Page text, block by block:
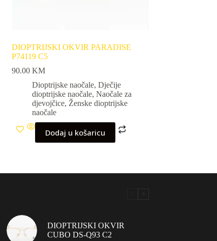
DIOPTRIJSKI OKVIR PARADISE
P74119 C5
90.00 KM
Dioptrijske naočale, Dječije
dioptrijske naočale, Naočale za
djevojčice, Ženske dioptrijske
naočale
Dodaj u košaricu
DIOPTRIJSKI OKVIR
CUBO DS-Q93 C2